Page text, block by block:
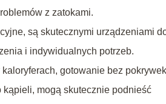
z zatokami.
są skutecznymi urządzeniami
i indywidualnych potrzeb.
gotowanie bez
mogą skutecznie podnieść